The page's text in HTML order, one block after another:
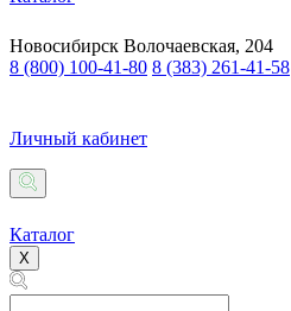
Новосибирск Волочаевская, 204
8 (800) 100-41-80 8 (383) 261-41-58
Личный кабинет
Каталог
X